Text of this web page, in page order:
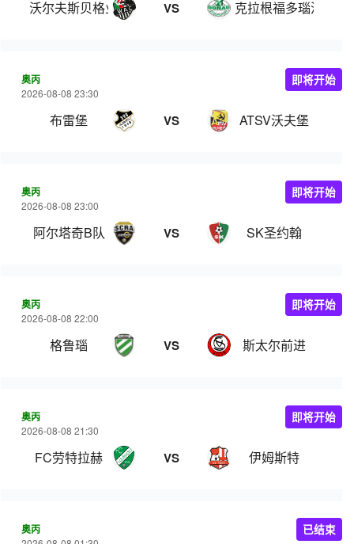
沃尔夫斯贝格业余队 VS 克拉根福多瑙河
奥丙
2026-08-08 23:30
布雷堡 VS ATSV沃夫堡
即将开始
奥丙
2026-08-08 23:00
阿尔塔奇B队 VS SK圣约翰
即将开始
奥丙
2026-08-08 22:00
格鲁瑙 VS 斯太尔前进
即将开始
奥丙
2026-08-08 21:30
FC劳特拉赫 VS 伊姆斯特
即将开始
奥丙 已结束